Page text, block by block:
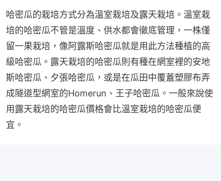
哈密瓜的栽培方式分為溫室栽培及露天栽培。溫室栽
培的哈密瓜不管是溫度、供水都會徹底管理，一株僅
留一果栽培，像阿露斯哈密瓜就是用此方法種植的高
級哈密瓜。露天栽培的哈密瓜則有種在網室裡的安地
斯哈密瓜、夕張哈密瓜，或是在瓜田中覆蓋塑膠布弄
成隧道型網室的Homerun、王子哈密瓜。一般來說使
用露天栽培的哈密瓜價格會比溫室栽培的哈密瓜便
宜。